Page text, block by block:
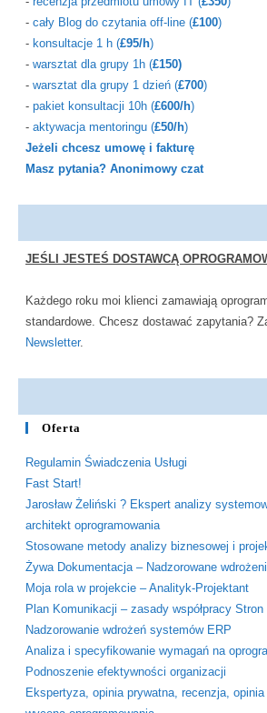
- cały Blog do czytania off-line (£100)
- konsultacje 1 h (£95/h)
- warsztat dla grupy 1h (£150)
- warsztat dla grupy 1 dzień (£700)
- pakiet konsultacji 10h (£600/h)
- aktywacja mentoringu (£50/h)
Jeżeli chcesz umowę i fakturę
Masz pytania? Anonimowy czat
JEŚLI JESTEŚ DOSTAWCĄ
Każdego roku moi klienci zamawiają
standardowe. Chcesz dostawać zapytania?
Newsletter.
Oferta
Regulamin Świadczenia Usługi
Fast Start!
Jarosław Żeliński ? Ekspert analizy
architekt oprogramowania
Stosowane metody analizy biznesowej i
Żywa Dokumentacja – Nadzorowane
Moja rola w projekcie – Analityk-Projektant
Plan Komunikacji – zasady współpracy Stron
Nadzorowanie wdrożeń systemów ERP
Analiza i specyfikowanie wymagań na
Podnoszenie efektywności organizacji
Ekspertyza, opinia prywatna, recenzja, opinia